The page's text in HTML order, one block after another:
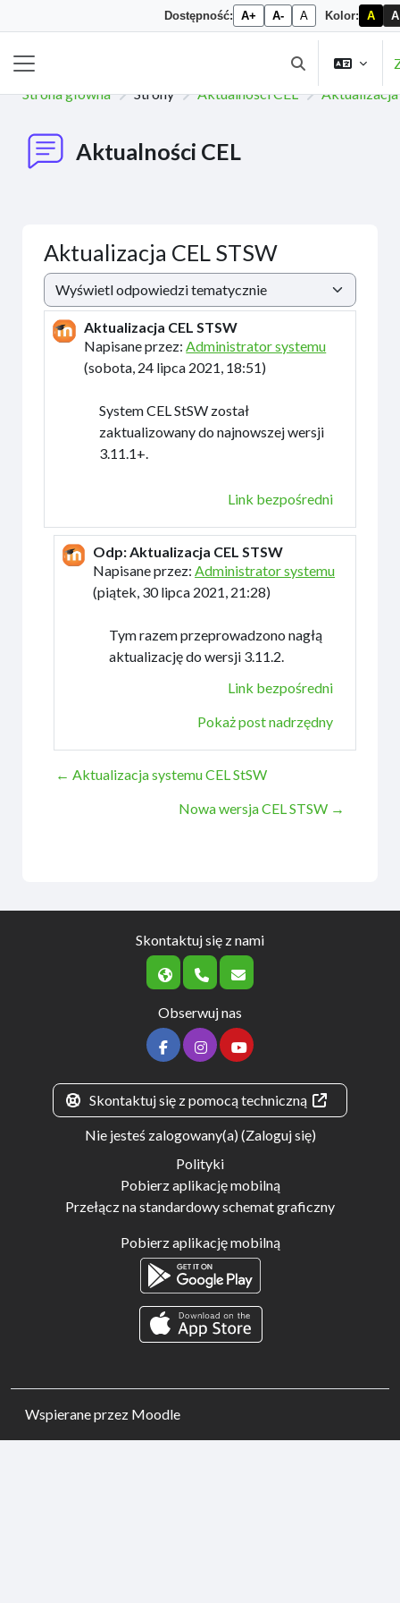
Dostępność: A+ A- A Kolor: A A
Przełącznik
Strona główna
Strony Aktualności CEL Aktualizacja
Aktualności CEL
Aktualizacja CEL STSW
Sposób wyświetlania
Aktualizacja CEL STSW
Napisane przez: Administrator systemu
(sobota, 24 lipca 2021, 18:51)
Liczba odpowiedzi: 1
System CEL StSW został
zaktualizowany do najnowszej wersji
3.11.1+.
Link bezpośredni
W odpowiedzi na Administrator systemu
Odp: Aktualizacja CEL STSW
Napisane przez: Administrator systemu
(piątek, 30 lipca 2021, 21:28)
Tym razem przeprowadzono nagłą
aktualizację do wersji 3.11.2.
Link bezpośredni
Pokaż post nadrzędny
← Aktualizacja systemu CEL StSW
Nowa wersja CEL STSW →
Skontaktuj się z nami
Obserwuj nas
Skontaktuj się z pomocą techniczną
Nie jesteś zalogowany(a) (Zaloguj się)
Polityki
Pobierz aplikację mobilną
Przełącz na standardowy schemat graficzny
Pobierz aplikację mobilną
Wspierane przez Moodle